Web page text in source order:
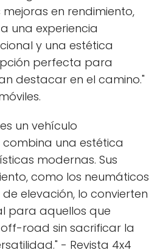
en rendimiento,
una experiencia
y una estética
perfecta para
destacar en el camino."
un vehículo
una estética
modernas. Sus
como los neumáticos
elevación, lo convierten
para aquellos que
road sin sacrificar la
- Revista 4x4